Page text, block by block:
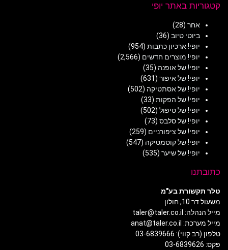
קטגוריות באתר יופי
אחר (28)
ביוטי טיוב (36)
יופי! ארכיון כתבות (954)
יופי! מוצרים חדשים (2,566)
יופי! של אופנה (35)
יופי! של איפור (631)
יופי! של אסתטיקה (502)
יופי! של הפקות (33)
יופי! של טיפול (502)
יופי! של סלבס (73)
יופי! של ציפורניים (259)
יופי! של קוסמטיקה (547)
יופי! של שיער (535)
כתובתנו
טלר תקשורת בע"מ
משעול דר 10, חולון
מייל הנהלה: taler@taler.co.il
מייל מערכת: anat@taler.co.il
טלפון (רב קווי): 03-6839666
פקס: 03-6839626